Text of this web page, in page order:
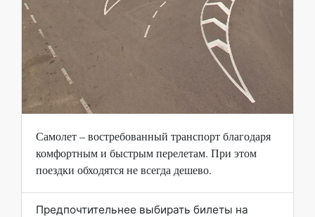
Самолет – востребованный транспорт благодаря
комфортным и быстрым перелетам. При этом
поездки обходятся не всегда дешево.
Предпочтительнее выбирать билеты на